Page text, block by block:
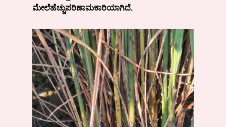
ಮೇಲೆಹೆಚ್ಚುಪರಿಣಾಮಕಾರಿಯಾಗಿದೆ.